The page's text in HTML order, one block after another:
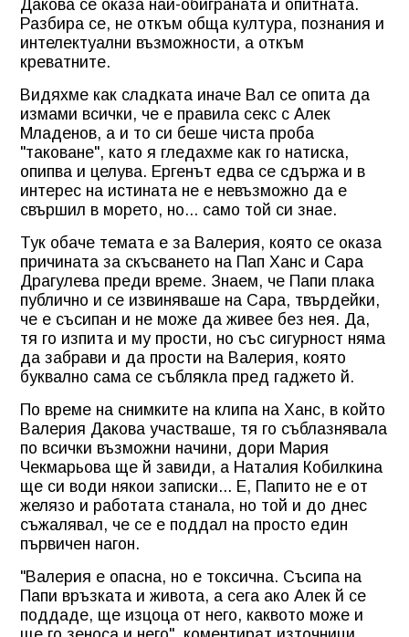
Дакова се оказа най-обиграната и опитната.
Разбира се, не откъм обща култура, познания и
интелектуални възможности, а откъм
креватните.
Видяхме как сладката иначе Вал се опита да
измами всички, че е правила секс с Алек
Младенов, а и то си беше чиста проба
"таковане", като я гледахме как го натиска,
опипва и целува. Ергенът едва се сдържа и в
интерес на истината не е невъзможно да е
свършил в морето, но... само той си знае.
Тук обаче темата е за Валерия, която се оказа
причината за скъсването на Пап Ханс и Сара
Драгулева преди време. Знаем, че Папи плака
публично и се извиняваше на Сара, твърдейки,
че е съсипан и не може да живее без нея. Да,
тя го изпита и му прости, но със сигурност няма
да забрави и да прости на Валерия, която
буквално сама се съблякла пред гаджето й.
По време на снимките на клипа на Ханс, в който
Валерия Дакова участваше, тя го съблазнявала
по всички възможни начини, дори Мария
Чекмарьова ще й завиди, а Наталия Кобилкина
ще си води някои записки... Е, Папито не е от
желязо и работата станала, но той и до днес
съжалявал, че се е поддал на просто един
първичен нагон.
"Валерия е опасна, но е токсична. Съсипа на
Папи връзката и живота, а сега ако Алек й се
поддаде, ще изцоца от него, каквото може и